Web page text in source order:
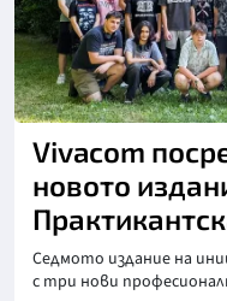
Vivacom
новото
Седмото издание на
с три нови